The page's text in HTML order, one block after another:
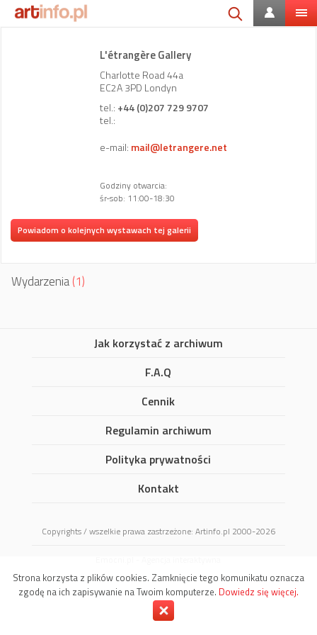
Strona korzysta z plików cookies. Zamknięcie tego komunikatu oznacza
zgodę na ich zapisywanie na Twoim komputerze. Dowiedz się więcej.
L'étrangère Gallery
Charlotte Road 44a
EC2A 3PD Londyn
tel.: +44 (0)207 729 9707
tel.:
e-mail: mail@letrangere.net
Godziny otwarcia:
śr-sob: 11:00-18:30
Powiadom o kolejnych wystawach tej galerii
Wydarzenia(1)
Jak korzystać z archiwum
F.A.Q
Cennik
Regulamin archiwum
Polityka prywatności
Kontakt
Copyrights / wszelkie prawa zastrzeżone: Artinfo.pl 2000-2026